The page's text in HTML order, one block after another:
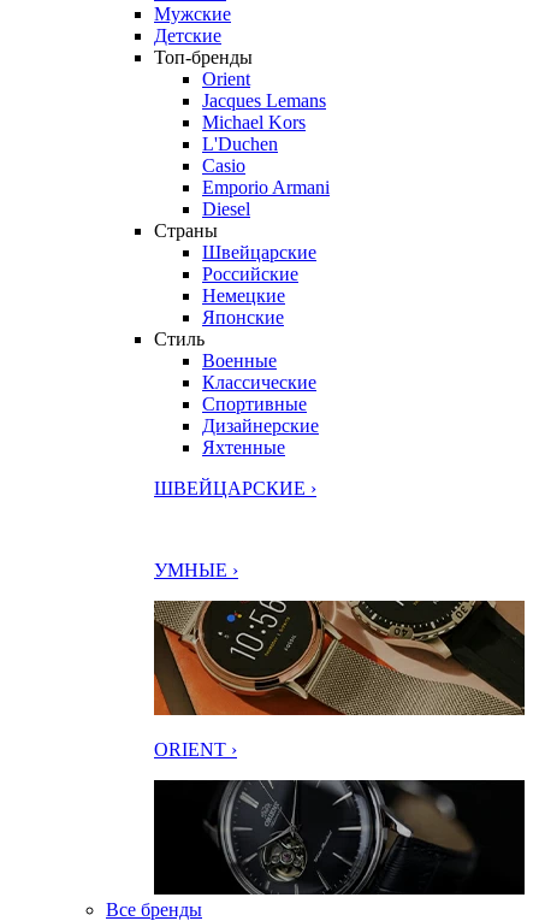
Мужские
Детские
Топ-бренды
Orient
Jacques Lemans
Michael Kors
L'Duchen
Casio
Emporio Armani
Diesel
Страны
Швейцарские
Российские
Немецкие
Японские
Стиль
Военные
Классические
Спортивные
Дизайнерские
Яхтенные
ШВЕЙЦАРСКИЕ ›
УМНЫЕ ›
ORIENT ›
Все бренды